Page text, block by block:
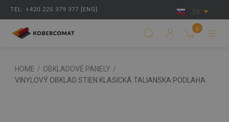
TEL: +420 225 379 377 [ENG] SK
0
HOME / OBKLADOVÉ PANELY /
VINYLOVÝ OBKLAD STIEN KLASICKÁ TALIANSKA PODLAHA